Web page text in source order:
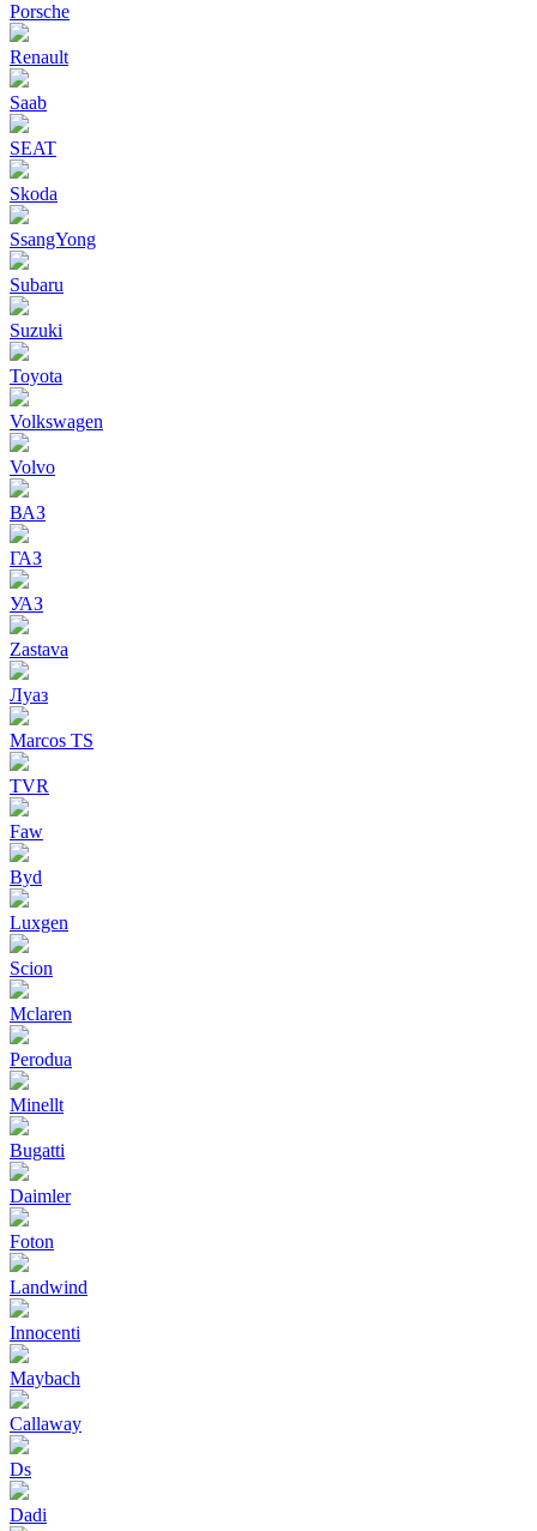
Porsche
Renault
Saab
SEAT
Skoda
SsangYong
Subaru
Suzuki
Toyota
Volkswagen
Volvo
ВАЗ
ГАЗ
УАЗ
Zastava
Луаз
Marcos TS
TVR
Faw
Byd
Luxgen
Scion
Mclaren
Perodua
Minellt
Bugatti
Daimler
Foton
Landwind
Innocenti
Maybach
Callaway
Ds
Dadi